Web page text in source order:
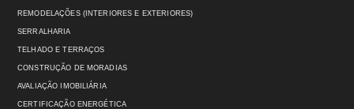
REMODELAÇÕES (INTERIORES E EXTERIORES)
SERRALHARIA
TELHADO E TERRAÇOS
CONSTRUÇÃO DE MORADIAS
AVALIAÇÃO IMOBILIÁRIA
CERTIFICAÇÃO ENERGÉTICA